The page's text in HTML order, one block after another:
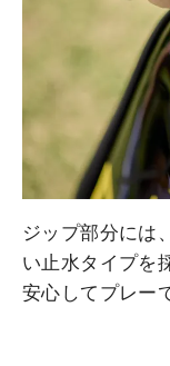
ジップ部分には
い止水タイプを
安心してプレー